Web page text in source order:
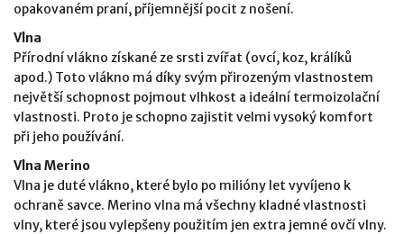
opakovaném praní, příjemnější pocit z nošení.
Vlna
Přírodní vlákno získané ze srsti zvířat (ovcí, koz, králíků
apod.) Toto vlákno má díky svým přirozeným vlastnostem
největší schopnost pojmout vlhkost a ideální termoizolační
vlastnosti. Proto je schopno zajistit velmi vysoký komfort
při jeho používání.
Vlna Merino
Vlna je duté vlákno, které bylo po milióny let vyvíjeno k
ochraně savce. Merino vlna má všechny kladné vlastnosti
vlny, které jsou vylepšeny použitím jen extra jemné ovčí vlny.